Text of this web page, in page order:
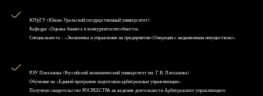
ЮУрГУ (Южно-Уральский государственный университет)
Кафедра «Оценка бизнеса и конкурентоспособности»
Специальность - «Экономика и управление на предприятии (Операции с недвижимым имуществом)»
РЭУ Плеханова (Российский экономический университет им. Г.В. Плеханова)
Обучение на «Единой программе подготовки арбитражных управляющих»
Получено свидетельство РОСРЕЕСТРА на ведение деятельности Арбитражного управляющего